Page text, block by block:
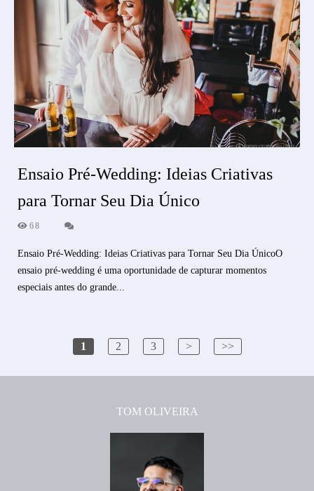
Ensaio Pré-Wedding: Ideias Criativas
para Tornar Seu Dia Único
68
Ensaio Pré-Wedding: Ideias Criativas para Tornar Seu Dia ÚnicoO
ensaio pré-wedding é uma oportunidade de capturar momentos
especiais antes do grande...
1 2 3 > >>
TOM OLIVEIRA